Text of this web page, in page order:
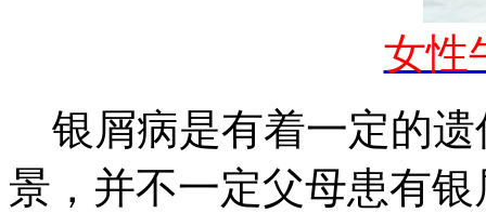
女性
银屑病是有着一定的遗
景，并不一定父母患有